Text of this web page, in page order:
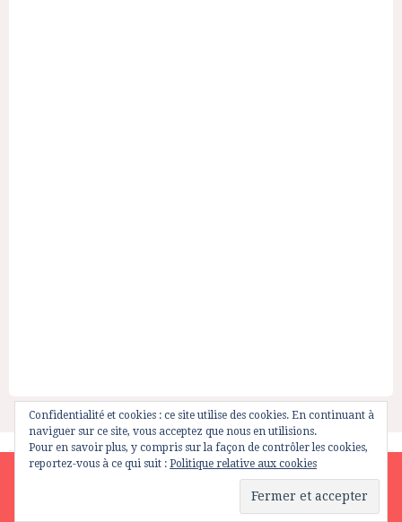
MODE LECTURE
Confidentialité et cookies : ce site utilise des cookies. En continuant à
naviguer sur ce site, vous acceptez que nous en utilisions.
Pour en savoir plus, y compris sur la façon de contrôler les cookies,
reportez-vous à ce qui suit : Politique relative aux cookies
Site is using a trial version of the theme. Please enter your
purchase code in theme settings to activate it orpurchase this
wordpress theme here